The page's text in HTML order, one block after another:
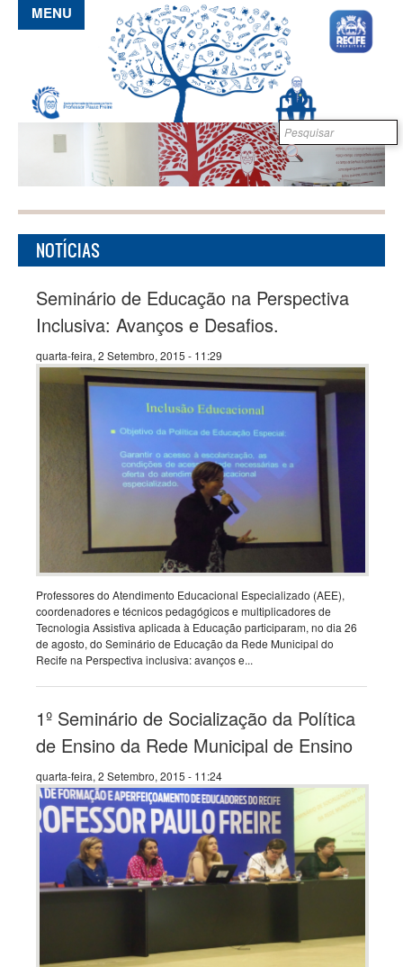
Pular para o conteúdo principal
Formulário de
busca
MENU
NOTÍCIAS
Seminário de Educação na Perspectiva
Inclusiva: Avanços e Desafios.
quarta-feira, 2 Setembro, 2015 - 11:29
Professores do Atendimento Educacional Especializado (AEE),
coordenadores e técnicos pedagógicos e multiplicadores de
Tecnologia Assistiva aplicada à Educação participaram, no dia 26
de agosto, do Seminário de Educação da Rede Municipal do
Recife na Perspectiva inclusiva: avanços e...
1º Seminário de Socialização da Política
de Ensino da Rede Municipal de Ensino
quarta-feira, 2 Setembro, 2015 - 11:24